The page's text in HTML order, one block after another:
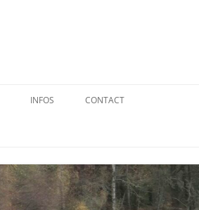
INFOS
RÉGLEMENT INTÉRIEUR
CONTACT